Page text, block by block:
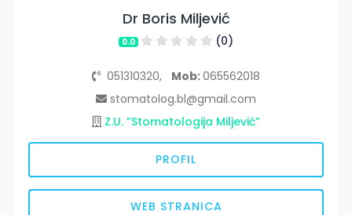
Dr Boris Miljević
0.0 (0)
051310320, Mob:065562018
stomatolog.bl@gmail.com
Z.U. ”Stomatologija Miljević”
PROFIL
WEB STRANICA